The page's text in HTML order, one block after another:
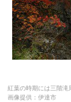
紅葉の時期には三階滝
画像提供：伊達市